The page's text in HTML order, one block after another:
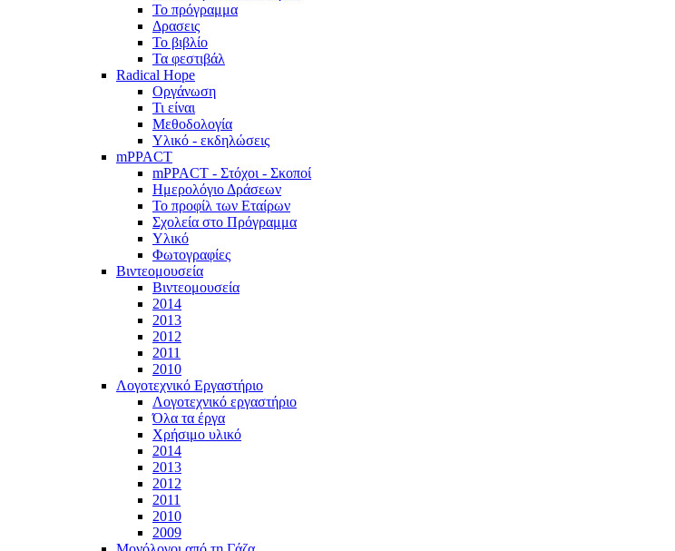
Το πρόγραμμα
Δρασεις
Το βιβλίο
Τα φεστιβάλ
Radical Hope
Οργάνωση
Τι είναι
Μεθοδολογία
Υλικό - εκδηλώσεις
mPPACT
mPPACT - Στόχοι - Σκοποί
Ημερολόγιο Δράσεων
Το προφίλ των Εταίρων
Σχολεία στο Πρόγραμμα
Υλικό
Φωτογραφίες
Βιντεομουσεία
Βιντεομουσεία
2014
2013
2012
2011
2010
Λογοτεχνικό Εργαστήριο
Λογοτεχνικό εργαστήριο
Όλα τα έργα
Χρήσιμο υλικό
2014
2013
2012
2011
2010
2009